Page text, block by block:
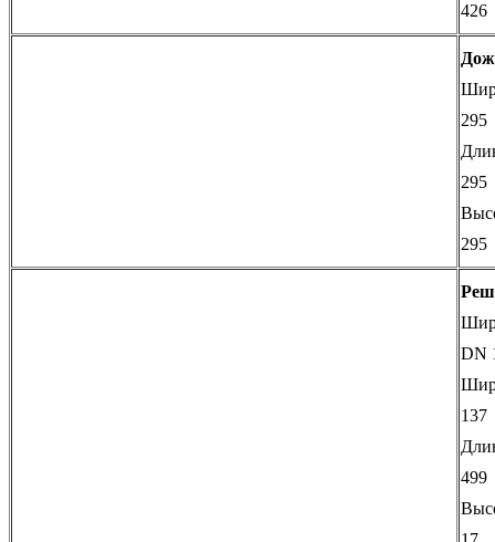
426
295
295
295
DN
137
499